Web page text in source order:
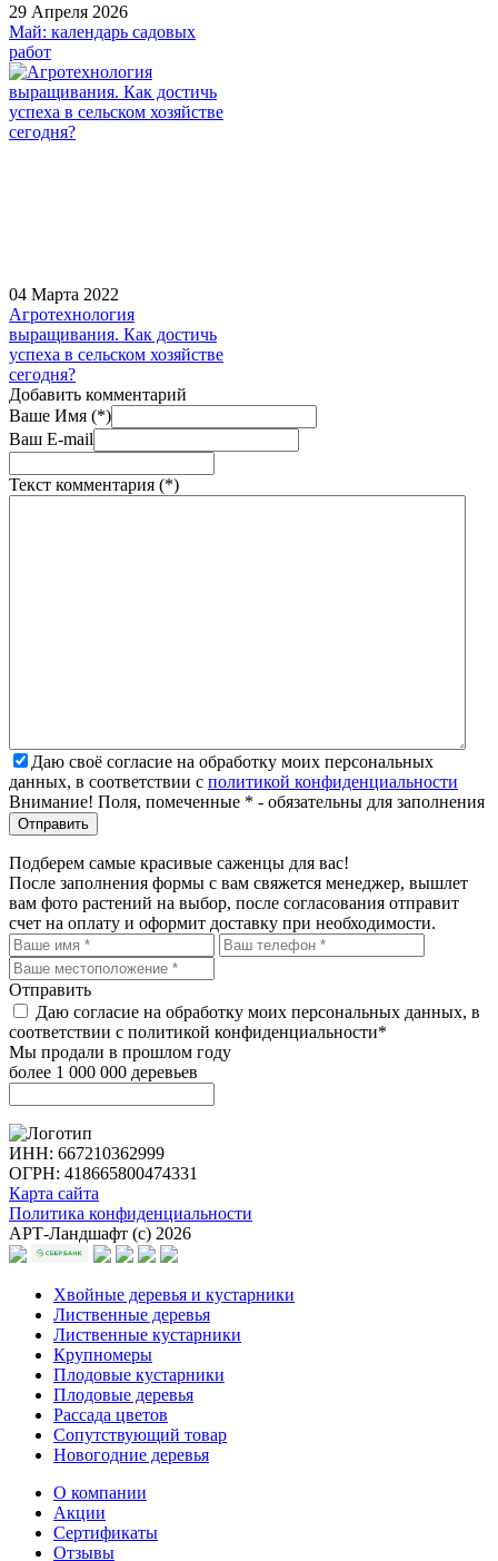
29 Апреля 2026
Май: календарь садовых
работ
04 Марта 2022
Агротехнология
выращивания. Как достичь
успеха в сельском хозяйстве
сегодня?
Добавить комментарий
Ваше Имя (*)
Ваш E-mail
Текст комментария (*)
Даю своё согласие на обработку моих персональных
данных, в соответствии с политикой конфиденциальности
Внимание! Поля, помеченные * - обязательны для заполнения
Подберем самые красивые саженцы для вас!
После заполнения формы с вам свяжется менеджер, вышлет
вам фото растений на выбор, после согласования отправит
счет на оплату и оформит доставку при необходимости.
Отправить
Даю согласие на обработку моих персональных данных, в
соответствии с политикой конфиденциальности*
Мы продали в прошлом году
более 1 000 000 деревьев
ИНН: 667210362999
ОГРН: 418665800474331
Карта сайта
Политика конфиденциальности
АРТ-Ландшафт (с) 2026
Хвойные деревья и кустарники
Лиственные деревья
Лиственные кустарники
Крупномеры
Плодовые кустарники
Плодовые деревья
Рассада цветов
Сопутствующий товар
Новогодние деревья
О компании
Акции
Сертификаты
Отзывы